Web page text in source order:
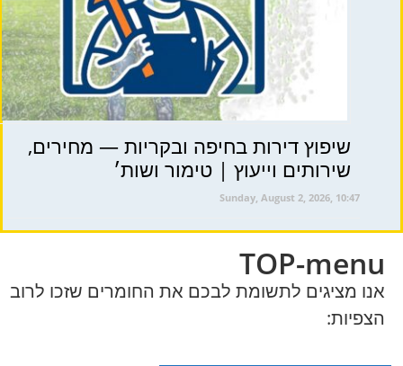
שיפוץ דירות בחיפה ובקריות — מחירים,
שירותים וייעוץ | טימור ושות׳
Sunday, August 2, 2026, 10:47
TOP-menu
אנו מציגים לתשומת לבכם את החומרים שזכו לרוב
הצפיות: